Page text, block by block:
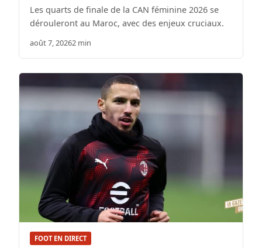
Les quarts de finale de la CAN féminine 2026 se
dérouleront au Maroc, avec des enjeux cruciaux.
août 7, 20262 min
FOOT EN DIRECT